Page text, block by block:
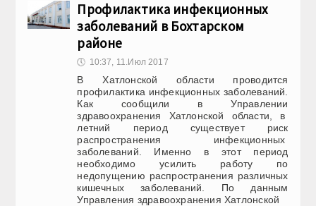
Профилактика инфекционных
заболеваний в Бохтарском
районе
🕔 10:37, 11.Июл 2017
В Хатлонской области проводится
профилактика инфекционных заболеваний.
Как сообщили в Управлении
здравоохранения Хатлонской области, в
летний период существует риск
распространения инфекционных
заболеваний. Именно в этот период
необходимо усилить работу по
недопущению распространения различных
кишечных заболеваний. По данным
Управления здравоохранения Хатлонской